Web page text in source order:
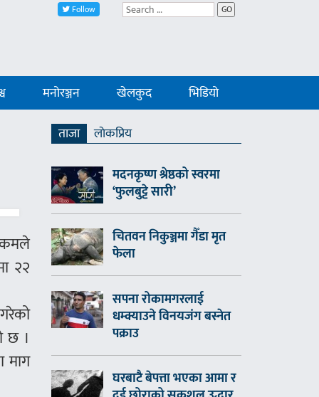
Follow GO
मनोरञ्जन खेलकुद भिडियो
२२
छ ।
माग
ताजा
लाेकप्रिय
मदनकृष्ण श्रेष्ठको स्वरमा
‘फुलबुट्टे सारी’
चितवन निकुञ्जमा गैँडा मृत
फेला
सपना रोकामगरलाई
धम्क्याउने विनयजंग बस्नेत
पक्राउ
घरबाटै बेपत्ता भएका आमा र